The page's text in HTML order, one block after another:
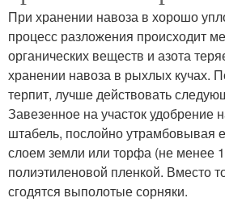
При хранении навоза в хорошо
процесс разложения происходит
органических веществ и азота
хранении навоза в рыхлых кучах.
терпит, лучше действовать
Завезенное на участок удобрение
штабель, послойно утрамбовывая
слоем земли или торфа (не менее
полиэтиленовой пленкой. Вместо
сгодятся выполотые сорняки.